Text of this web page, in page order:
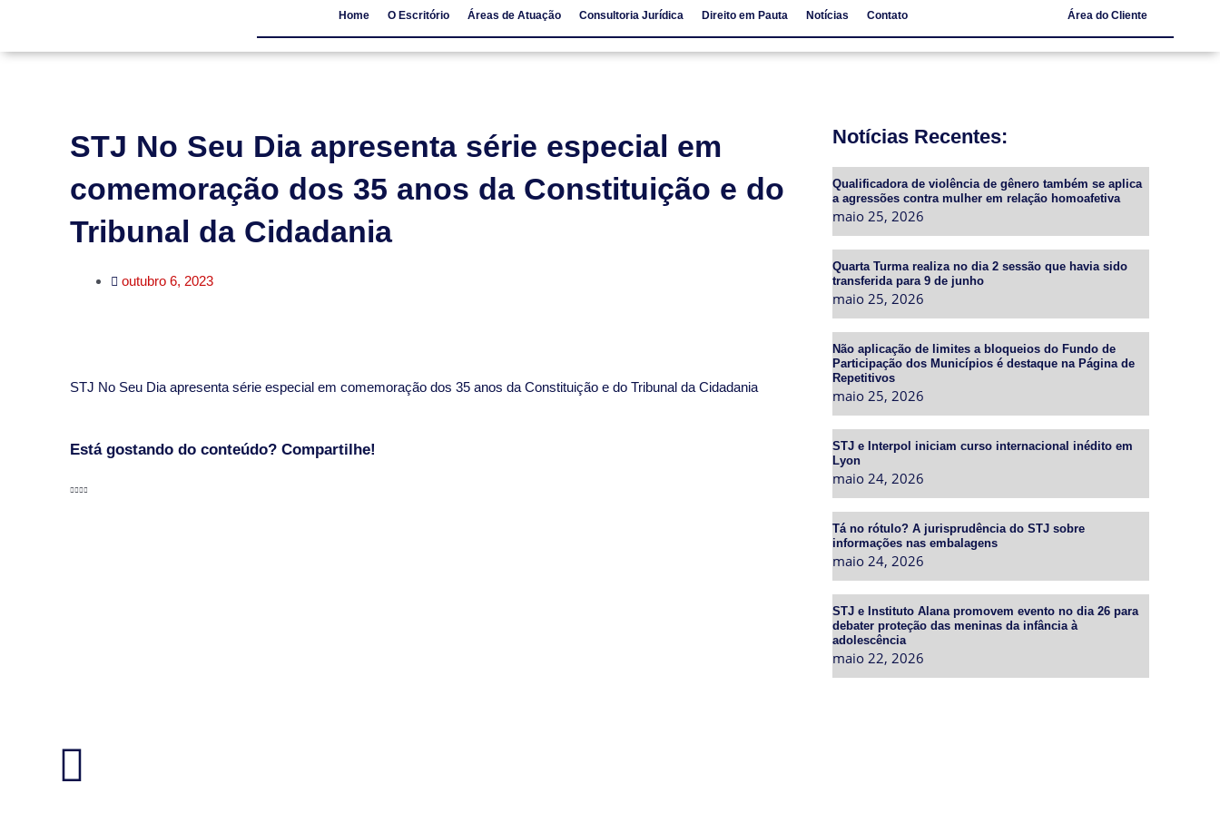
Home O Escritório Áreas de Atuação Consultoria Jurídica Direito em Pauta Notícias Contato Área do Cliente
STJ No Seu Dia apresenta série especial em
comemoração dos 35 anos da Constituição e do
Tribunal da Cidadania
outubro 6, 2023
​STJ No Seu Dia apresenta série especial em comemoração dos 35 anos da Constituição e do Tribunal da Cidadania
Está gostando do conteúdo? Compartilhe!
Notícias Recentes:
Qualificadora de violência de gênero também se aplica
a agressões contra mulher em relação homoafetiva
maio 25, 2026
Quarta Turma realiza no dia 2 sessão que havia sido
transferida para 9 de junho
maio 25, 2026
Não aplicação de limites a bloqueios do Fundo de
Participação dos Municípios é destaque na Página de
Repetitivos
maio 25, 2026
STJ e Interpol iniciam curso internacional inédito em
Lyon
maio 24, 2026
Tá no rótulo? A jurisprudência do STJ sobre
informações nas embalagens
maio 24, 2026
STJ e Instituto Alana promovem evento no dia 26 para
debater proteção das meninas da infância à
adolescência
maio 22, 2026